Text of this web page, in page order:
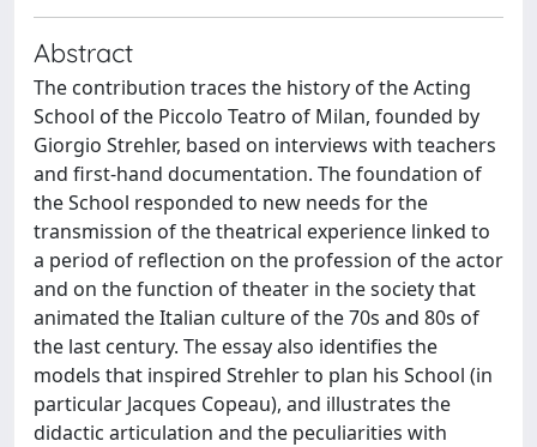
Abstract
The contribution traces the history of the Acting
School of the Piccolo Teatro of Milan, founded by
Giorgio Strehler, based on interviews with teachers
and first-hand documentation. The foundation of
the School responded to new needs for the
transmission of the theatrical experience linked to
a period of reflection on the profession of the actor
and on the function of theater in the society that
animated the Italian culture of the 70s and 80s of
the last century. The essay also identifies the
models that inspired Strehler to plan his School (in
particular Jacques Copeau), and illustrates the
didactic articulation and the peculiarities with